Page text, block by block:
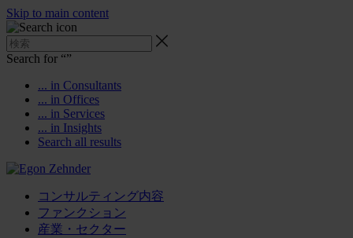
Skip to main content
Search for “”
... in Consultants
... in Offices
... in Services
... in Insights
Search all results
コンサルティング内容
ファンクション
産業・セクター